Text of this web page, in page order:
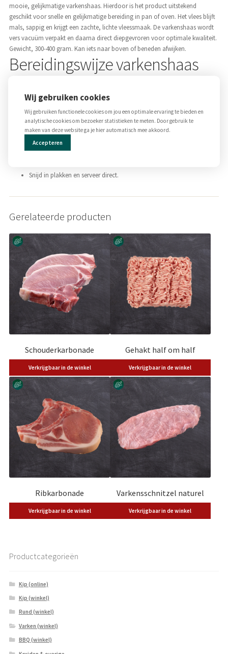
mooie, gelijkmatige varkenshaas. Hierdoor is het product uitstekend
geschikt voor snelle en gelijkmatige bereiding in pan of oven. Het vlees blijft
mals, sappig en krijgt een zachte, lichte vleessmaak. De varkenshaas wordt
vers vacuüm verpakt en daarna direct diepgevroren voor optimale kwaliteit.
Gewicht, 300-400 gram. Kan iets naar boven of beneden afwijken.
Bereidingswijze varkenshaas
Verhit een beetje olie of boter in een koekenpan op middelhoog vuur.
Braad de varkenshaas rondom aan tot hij goudbruin is (ongeveer 4–
6 minuten).
Zet het vuur lager en laat het vlees nog 8–10 minuten zachtjes
doorgaren; regelmatig draaien.
Gaar tot een kerntemperatuur van
Snijd in plakken en serveer direct.
Gerelateerde producten
Schouderkarbonade
Verkrijgbaar in de winkel
Gehakt half om half
Verkrijgbaar in de winkel
Ribkarbonade
Verkrijgbaar in de winkel
Varkensschnitzel naturel
Verkrijgbaar in de winkel
Productcategorieën
Kip (online)
Kip (winkel)
Rund (winkel)
Varken (winkel)
BBQ (winkel)
Wij gebruiken cookies
Wij gebruiken functionele cookies om jou een optimale ervaring te bieden en
analytische cookies om bezoeker statistieken te meten. Door gebruik te
maken van deze website ga je hier automatisch mee akkoord.
Accepteren